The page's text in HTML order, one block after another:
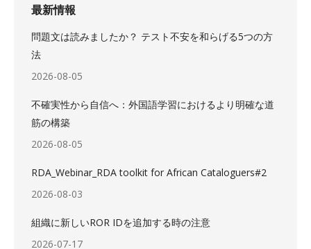
最新情報
問題文は読みましたか？ テスト不安を和らげる5つの方
法
2026-08-05
不確実性から自信へ：外国語学習におけるより明確な道
筋の構築
2026-08-05
RDA_Webinar_RDA toolkit for African Cataloguers#2
2026-08-03
組織に新しいROR IDを追加する時の注意
2026-07-17